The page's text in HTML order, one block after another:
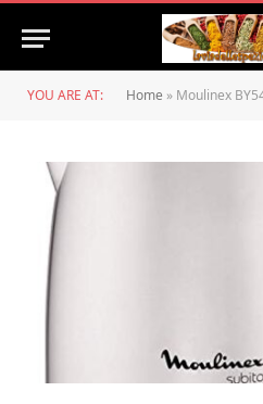
YOU ARE AT: Home » Moulinex BY540D10 Bollitore Elettrico